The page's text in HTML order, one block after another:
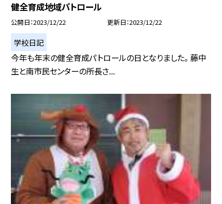
健全育成地域パトロール
公開日 2023/12/22 更新日 2023/12/22
学校日記
今年も年末の健全育成パトロールの日となりました。 藤中
生と南市民センターの所長さ...